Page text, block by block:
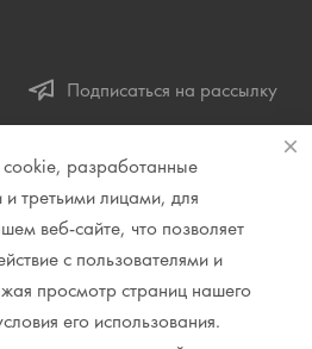
Подписаться на рассылку
11
ул. Хохрякова, д. 98, салон 27, ТЦ
вход с ул. Куйбышева
разработанные
третьими лицами, для
веб-сайте, что позволяет
с пользователями и
просмотр страниц нашего
его использования.